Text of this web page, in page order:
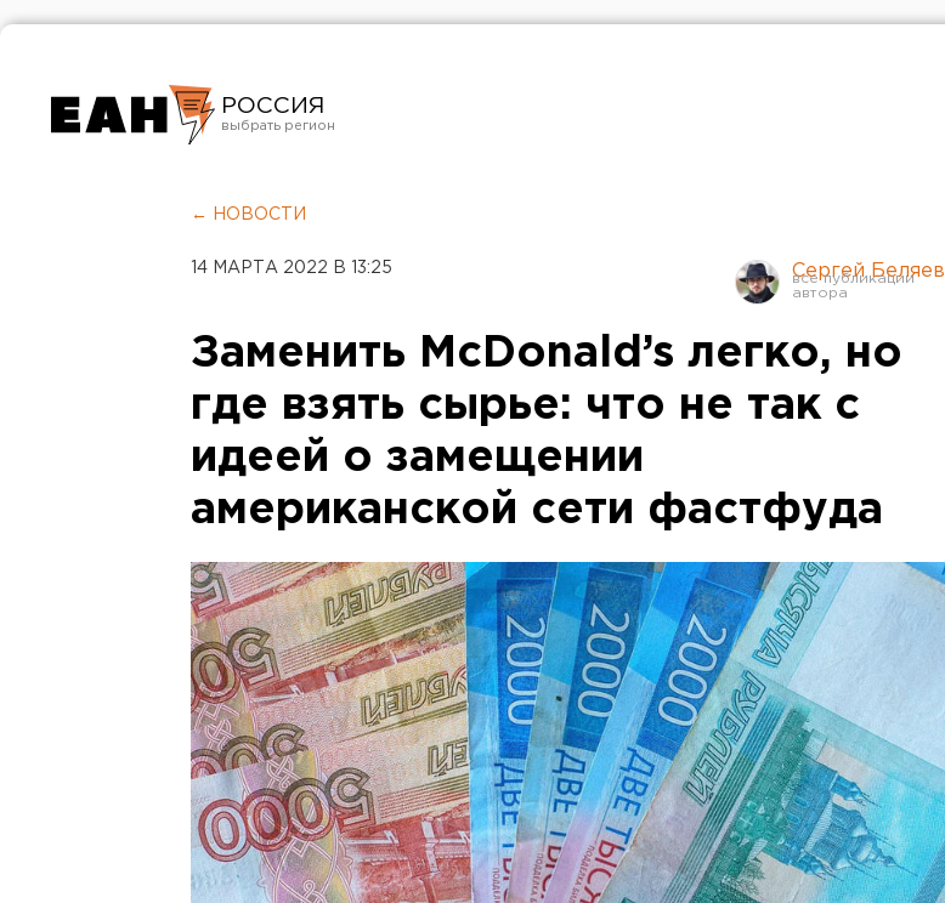
РОССИЯ
Челябинск
← НОВОСТИ
14 МАРТА 2022 В 13:25 Сергей Беляев
Заменить McDonald’s легко, но
где взять сырье: что не так с
идеей о замещении
американской сети фастфуда